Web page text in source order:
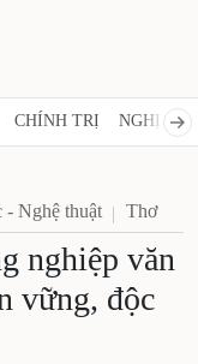
CHÍNH TRỊ NGHỊ
- Nghệ thuật Thơ
nghiệp văn
vững, độc